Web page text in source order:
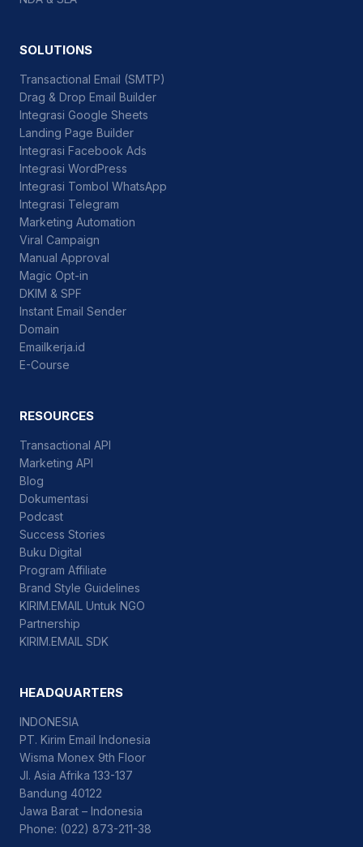
SOLUTIONS
Transactional Email (SMTP)
Drag & Drop Email Builder
Integrasi Google Sheets
Landing Page Builder
Integrasi Facebook Ads
Integrasi WordPress
Integrasi Tombol WhatsApp
Integrasi Telegram
Marketing Automation
Viral Campaign
Manual Approval
Magic Opt-in
DKIM & SPF
Instant Email Sender
Domain
Emailkerja.id
E-Course
RESOURCES
Transactional API
Marketing API
Blog
Dokumentasi
Podcast
Success Stories
Buku Digital
Program Affiliate
Brand Style Guidelines
KIRIM.EMAIL Untuk NGO
Partnership
KIRIM.EMAIL SDK
HEADQUARTERS
INDONESIA
PT. Kirim Email Indonesia
Wisma Monex 9th Floor
Jl. Asia Afrika 133-137
Bandung 40122
Jawa Barat – Indonesia
Phone: (022) 873-211-38